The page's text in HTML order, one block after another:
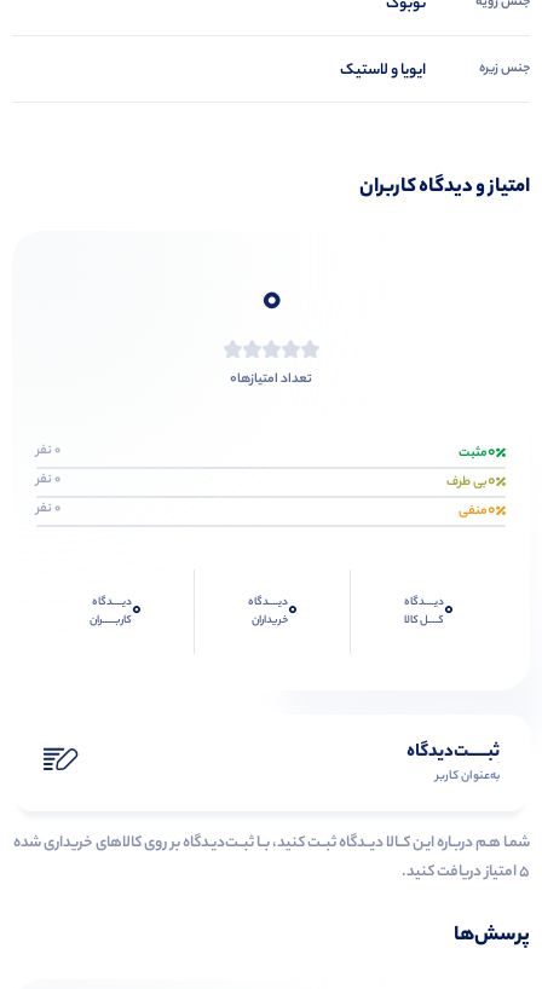
جنس زیره ایویا و لاستیک
امتیاز و دیدگاه کاربران
0
تعداد امتیازها0
0مثبت 0 نفر
0بی طرف 0 نفر
0منفی 0 نفر
0دیــــدگاه
کــــل کالا
0دیــــدگاه
خریداران
0دیــــدگاه
کاربـــــران
ثبـــــت‌دیدگاه
به‌عنوان کاربر
شمـا هـم دربـاره ایـن کــالا دیــدگاه ثبــت کنید، بــا ثبــت‌دیـدگاه بر روی کالاهای خریداری شده
۵ امتیاز دریافت کنید.
پرسش‌ها